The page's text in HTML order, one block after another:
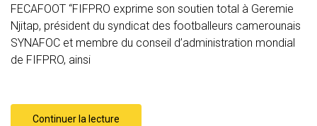
FECAFOOT “FIFPRO exprime son soutien total à Geremie
Njitap, président du syndicat des footballeurs camerounais
SYNAFOC et membre du conseil d’administration mondial
de FIFPRO, ainsi
Continuer la lecture